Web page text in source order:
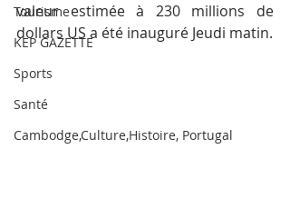
Tourisme
KEP GAZETTE
Sports
Santé
Cambodge,Culture,Histoire, Portugal
valeur estimée à 230 millions de
dollars US a été inauguré Jeudi matin.